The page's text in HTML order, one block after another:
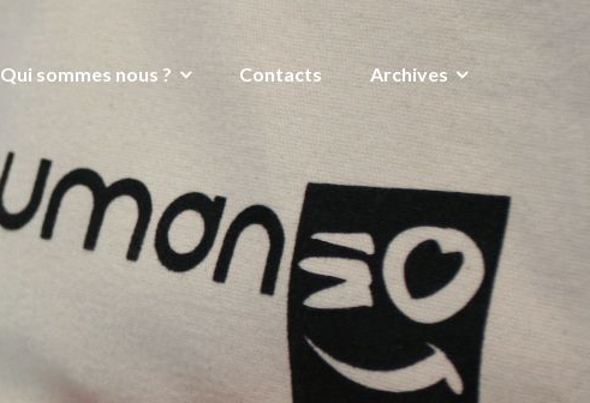
Qui sommes nous ? Contacts Archives